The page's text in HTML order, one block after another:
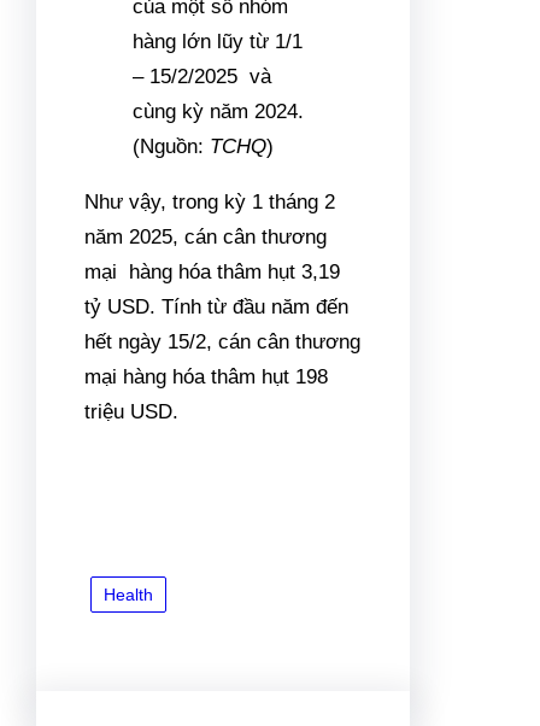
của một số nhóm
hàng lớn lũy từ 1/1
– 15/2/2025 và
cùng kỳ năm 2024.
(Nguồn: TCHQ)
Như vậy, trong kỳ 1 tháng 2
năm 2025, cán cân thương
mại
hàng hóa thâm hụt 3,19
tỷ USD. Tính từ đầu năm đến
hết ngày 15/2, cán cân thương
mại hàng hóa thâm hụt 198
triệu USD.
Health